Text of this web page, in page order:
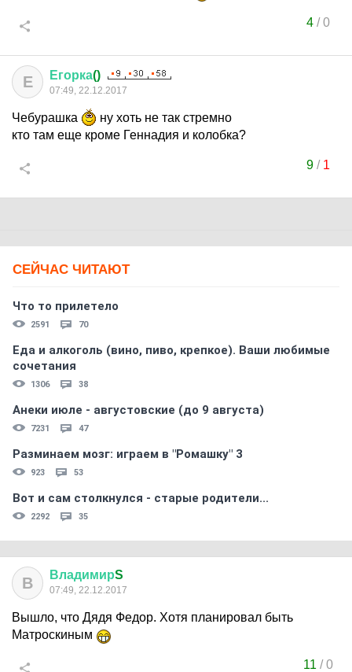
4/0
Е Егорка()
07:49, 22.12.2017
Чебурашка
ну хоть не так стремно
кто там еще кроме Геннадия и колобка?
9/ 1
СЕЙЧАС ЧИТАЮТ
Что то прилетело
2591 70
Еда и алкоголь (вино, пиво, крепкое). Ваши любимые
сочетания
1306 38
Анеки июле - августовские (до 9 августа)
7231 47
Разминаем мозг: играем в "Ромашку" 3
923 53
Вот и сам столкнулся - старые родители...
2292 35
В ВладимирS
07:49, 22.12.2017
Вышло, что Дядя Федор. Хотя планировал быть
Матроскиным
11 /0